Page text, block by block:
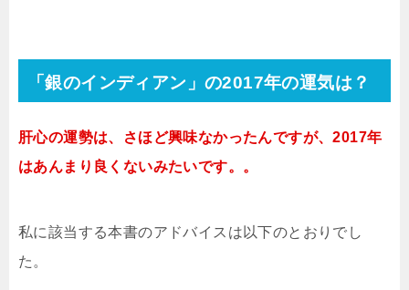
「銀のインディアン」の2017年の運気は？
肝心の運勢は、さほど興味なかったんですが、2017年
はあんまり良くないみたいです。。
私に該当する本書のアドバイスは以下のとおりでし
た。